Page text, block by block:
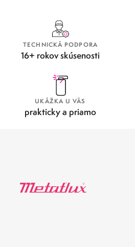
TECHNICKÁ PODPORA
16+ rokov skúsenosti
UKÁŽKA U VÁS
prakticky a priamo